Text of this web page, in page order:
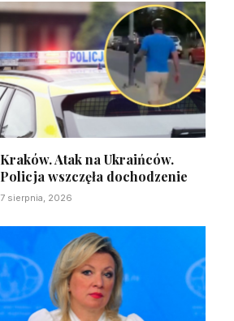
Kraków. Atak na Ukraińców.
Policja wszczęła dochodzenie
7 sierpnia, 2026